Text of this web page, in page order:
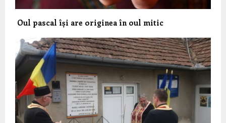
Oul pascal își are originea în oul mitic